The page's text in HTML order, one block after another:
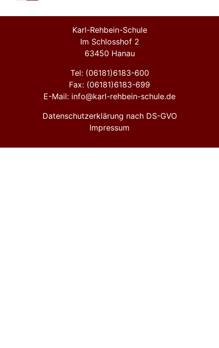
Karl-Rehbein-Schule
Im Schlosshof 2
63450 Hanau
Tel: (06181)6183-600
Fax: (06181)6183-699
E-Mail: info@karl-rehbein-schule.de
Datenschutzerklärung nach DS-GVO
Impressum